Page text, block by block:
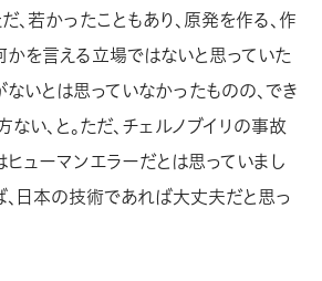
、若かったこともあり、原発を作る、作
かを言える立場ではないと思っていた
いとは思っていなかったものの、でき
い、と。ただ、チェルノブイリの事故
ヒューマンエラーだとは思っていまし
、日本の技術であれば大丈夫だと思っ